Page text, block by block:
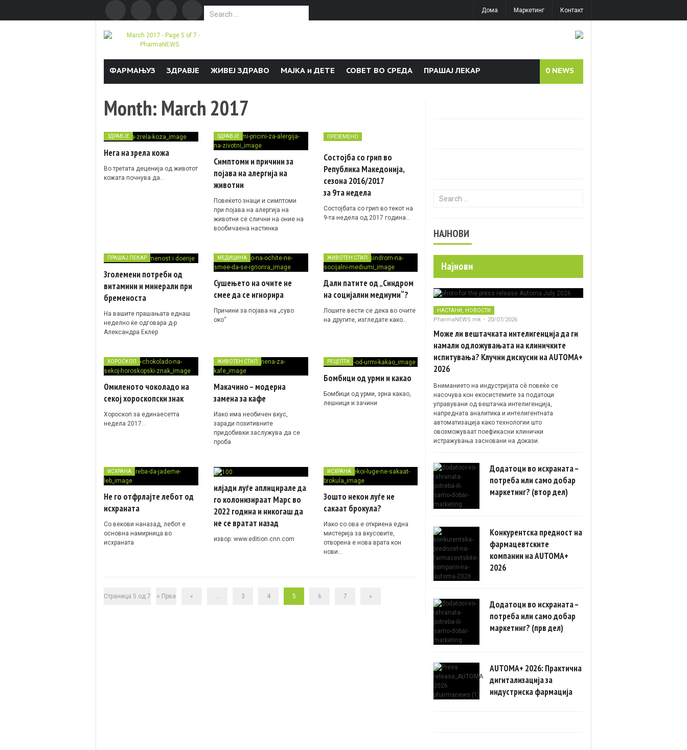
Search for:
Дома Маркетинг Контакт
ФАРМАЊУЗ ЗДРАВЈЕ ЖИВЕЈ ЗДРАВО МАЈКА и ДЕТЕ СОВЕТ ВО СРЕДА ПРАШАЈ ЛЕКАР 0 NEWS
Month: March 2017
ЗДРАВЈЕ
Нега на зрела кожа
Во третата деценија од животот
кожата почнува да…
ЗДРАВЈЕ
Симптоми и причини за
појава на алергија на
животни
Повеќето знаци и симптоми
при појава на алергија на
животни се слични на оние на
вообичаена настинка
ПРЕЗЕМЕНО
Состојба со грип во
Република Македонија,
сезона 2016/2017
за 9та недела
Состојбата со грип во текот на
9-та недела од 2017 година…
ПРАШАЈ ЛЕКАР
Зголемени потреби од
витамини и минерали при
бременоста
На вашите прашањата еднаш
неделно ќе одговара д-р
Александра Еклер
МЕДИЦИНА
Сушењето на очите не
смее да се игнорира
Причини за појава на „суво
око“
ЖИВОТЕН СТИЛ
Дали патите од „Синдром
на социјални медиуми“?
Лошите вести се дека во очите
на другите, изгледате како…
ХОРОСКОП
Омиленото чоколадо на
секој хороскопски знак
Хороскоп за единаесетта
недела 2017…
ЖИВОТЕН СТИЛ
Макачино – модерна
замена за кафе
Иако има необичен вкус,
заради позитивните
придобивки заслужува да се
проба
РЕЦЕПТИ
Бомбици од урми и какао
Бомбици од урми, зрна какао,
лешници и зачини
ИСХРАНА
Не го отфрлајте лебот од
исхраната
Со векови наназад, лебот е
основна намирница во
исхраната
илјади луѓе аплицирале да
го колонизираат Марс во
2022 година и никогаш да
не се вратат назад
извор: www.edition.cnn.com
ИСХРАНА
Зошто некои луѓе не
сакаат брокула?
Иако со ова е откриена една
мистерија за вкусовите,
отворена е нова врата кон
нови…
Страница 5 од 7 « Прва « ... 3 4 5 6 7 »
Search for:
НАЈНОВИ
Најнови
НАСТАНИ , НОВОСТИ
PharmaNEWS.mk - 20/07/2026
Може ли вештачката интелигенција да ги
намали одложувањата на клиничките
испитувања? Клучни дискусии на AUTOMA+
2026
Вниманието на индустријата сè повеќе се
насочува кон екосистемите за податоци
управувани од вештачка интелигенција,
напредната аналитика и интелигентната
автоматизација како технологии што
овозможуваат поефикасни клинички
истражувања засновани на докази.
Додатоци во исхраната –
потреба или само добар
маркетинг? (втор дел)
Конкурентска предност на
фармацевтските
компании на AUTOMA+
2026
Додатоци во исхраната –
потреба или само добар
маркетинг? (прв дел)
AUTOMA+ 2026: Практична
дигитализација за
индустриска фармација